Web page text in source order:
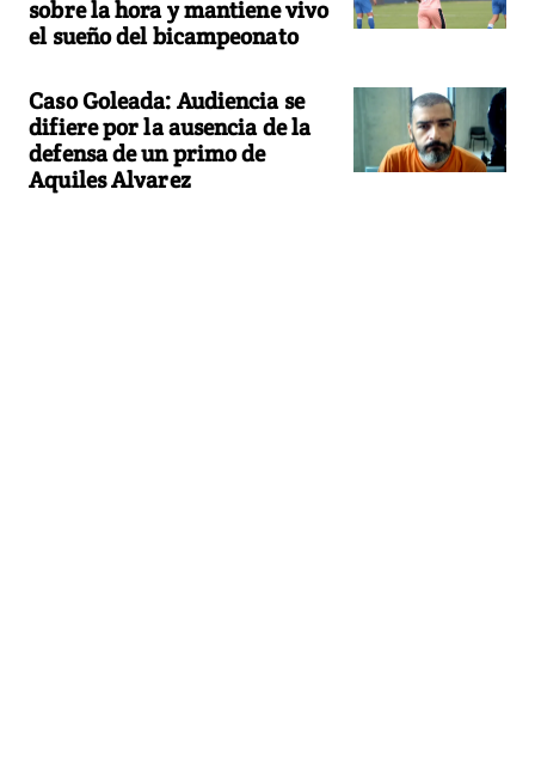
sobre la hora y mantiene vivo
el sueño del bicampeonato
Caso Goleada: Audiencia se
difiere por la ausencia de la
defensa de un primo de
Aquiles Alvarez